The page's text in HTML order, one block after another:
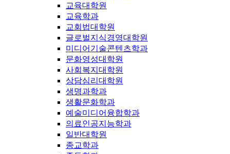
교육대학원
교육학과
교회법대학원
글로벌지식경영대학원
미디어기술콘텐츠학과
문화영성대학원
사회복지대학원
상담심리대학원
생명과학과
생활문화학과
예술미디어융합학과
의료인공지능학과
일반대학원
종교학과